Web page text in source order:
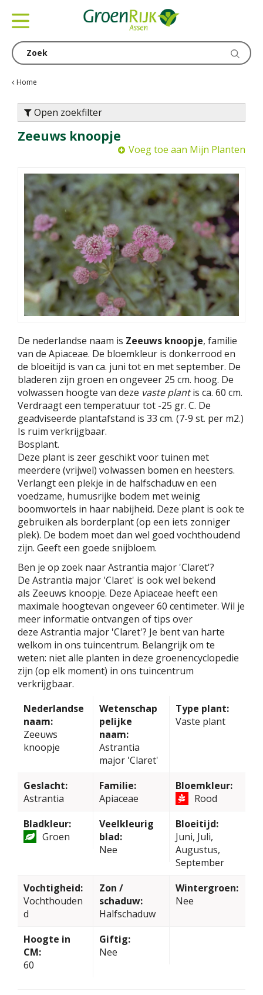
Home
Open zoekfilter
Zeeuws knoopje
Voeg toe aan Mijn Planten
De nederlandse naam is Zeeuws knoopje, familie
van de Apiaceae. De bloemkleur is donkerrood en
de bloeitijd is van ca. juni tot en met september. De
bladeren zijn groen en ongeveer 25 cm. hoog. De
volwassen hoogte van deze vaste plantis ca. 60 cm.
Verdraagt een temperatuur tot -25 gr. C. De
geadviseerde plantafstand is 33 cm. (7-9 st. per m2.)
Is ruim verkrijgbaar.
Bosplant.
Deze plant is zeer geschikt voor tuinen met
meerdere (vrijwel) volwassen bomen en heesters.
Verlangt een plekje in de halfschaduw en een
voedzame, humusrijke bodem met weinig
boomwortels in haar nabijheid. Deze plant is ook te
gebruiken als borderplant (op een iets zonniger
plek). De bodem moet dan wel goed vochthoudend
zijn. Geeft een goede snijbloem.
Ben je op zoek naar Astrantia major 'Claret'?
De Astrantia major 'Claret' is ook wel bekend
als Zeeuws knoopje. Deze Apiaceae heeft een
maximale hoogtevan ongeveer 60 centimeter. Wil je
meer informatie ontvangen of tips over
deze Astrantia major 'Claret'? Je bent van harte
welkom in ons tuincentrum. Belangrijk om te
weten: niet alle planten in deze groenencyclopedie
zijn (op elk moment) in ons tuincentrum
verkrijgbaar.
Nederlandse
naam:
Zeeuws
knoopje
Wetenschap
pelijke
naam:
Astrantia
major 'Claret'
Type plant:
Vaste plant
Geslacht:
Astrantia
Familie:
Apiaceae
Bloemkleur:
Rood
Bladkleur:
Groen
Veelkleurig
blad:
Nee
Bloeitijd:
Juni, Juli,
Augustus,
September
Vochtigheid:
Vochthouden
d
Zon /
schaduw:
Halfschaduw
Wintergroen:
Nee
Hoogte in
CM:
60
Giftig:
Nee